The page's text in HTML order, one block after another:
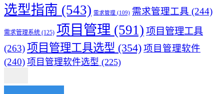
选型指南 (543) 需求管理 (109) 需求管理工具 (244)
需求管理系统 (125) 项目管理 (591) 项目管理工具
(263)项目管理工具选型 (354) 项目管理软件
(240) 项目管理软件选型 (225)